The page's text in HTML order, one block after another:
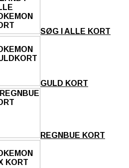
SØG I ALLE KORT
GULD KORT
REGNBUE KORT